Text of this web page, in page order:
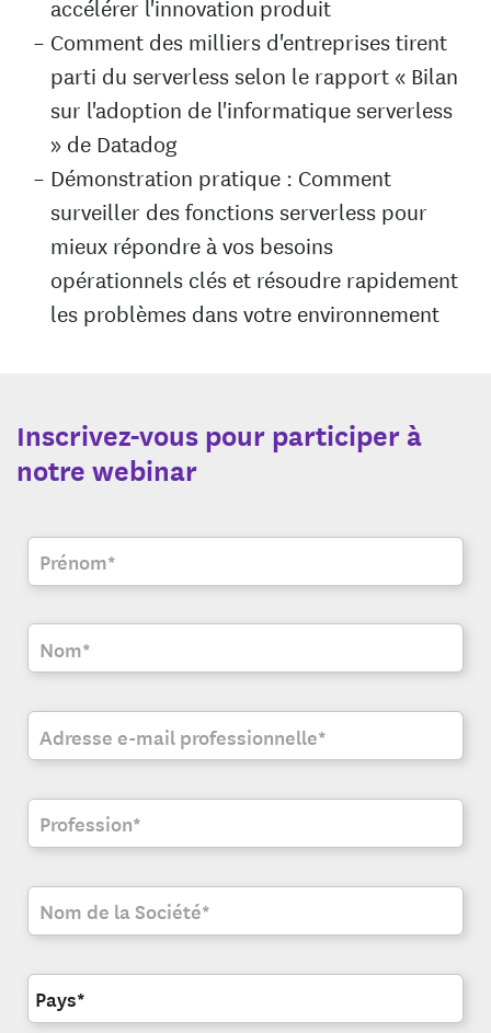
accélérer l'innovation produit
Comment des milliers d'entreprises tirent
parti du serverless selon le rapport « Bilan
sur l'adoption de l'informatique serverless
» de Datadog
Démonstration pratique : Comment
surveiller des fonctions serverless pour
mieux répondre à vos besoins
opérationnels clés et résoudre rapidement
les problèmes dans votre environnement
Inscrivez-vous pour participer à
notre webinar